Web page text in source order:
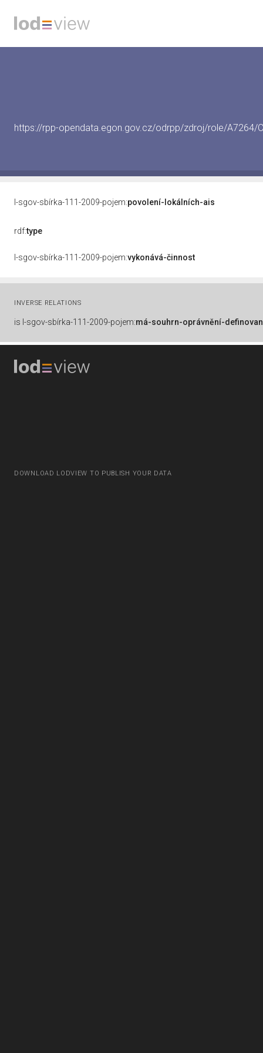
https://rpp-opendata.egon.gov.cz/odrpp/zdroj/role/A7264/
l-sgov-sbírka-111-2009-pojem:povolení-lokálních-ais
rdf:type
l-sgov-sbírka-111-2009-pojem:vykonává-činnost
INVERSE RELATIONS
is l-sgov-sbírka-111-2009-pojem:má-souhrn-oprávnění-
DOWNLOAD LODVIEW TO PUBLISH YOUR DATA